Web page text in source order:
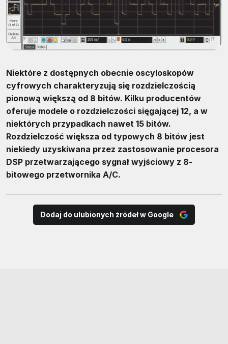
Niektóre z dostępnych obecnie oscyloskopów
cyfrowych charakteryzują się rozdzielczością
pionową większą od 8 bitów. Kilku producentów
oferuje modele o rozdzielczości sięgającej 12, a w
niektórych przypadkach nawet 15 bitów.
Rozdzielczość większa od typowych 8 bitów jest
niekiedy uzyskiwana przez zastosowanie procesora
DSP przetwarzającego sygnał wyjściowy z 8-
bitowego przetwornika A/C.
Dodaj do ulubionych źródeł w Google